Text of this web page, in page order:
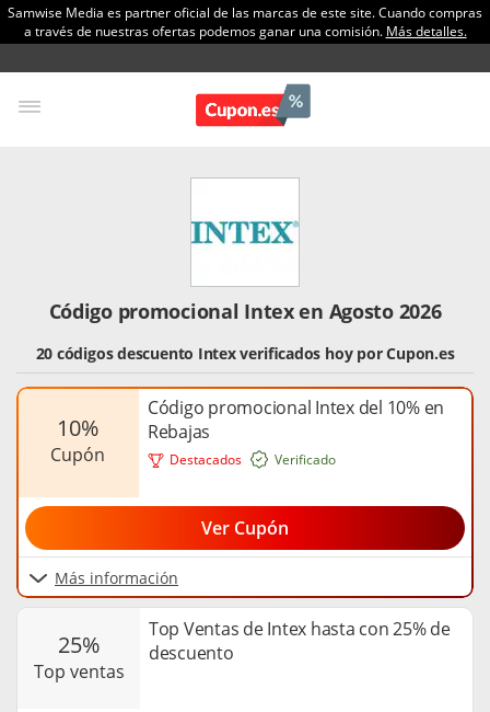
Samwise Media es partner oficial de las marcas de este site. Cuando compras
a través de nuestras ofertas podemos ganar una comisión. Más detalles.
Código promocional Intex en Agosto 2026
20 códigos descuento Intex verificados hoy por Cupon.es
Destacados
10%
cupón
Código promocional Intex del 10% en
Rebajas
Más información
Verificado
Ver Cupón
25%
top ventas
Top Ventas de Intex hasta con 25% de
descuento